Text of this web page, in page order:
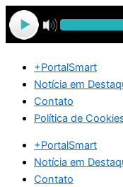
Ir
para
o
+PortalSmart
Notícia em
Contato
Política de
+PortalSmart
Notícia em
Contato